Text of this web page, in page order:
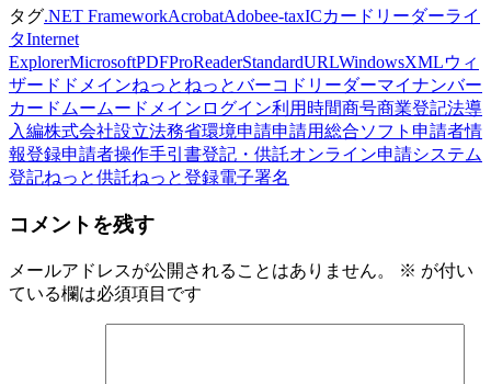
タグ.NET FrameworkAcrobatAdobee-taxICカードリーダーライ
タInternet
ExplorerMicrosoftPDFProReaderStandardURLWindowsXMLウィ
ザード ドメインねっとねっとバーコドリーダーマイナンバー
カード ムームードメイン ログイン利用時間商号商業登記法導
入編株式会社設立法務省環境申請申請用総合ソフト 申請者情
報登録申請者操作手引書登記・供託オンライン申請システム
登記ねっと供託ねっと登録電子署名
コメントを残す
メールアドレスが公開されることはありません。 ※ が付い
ている欄は必須項目です